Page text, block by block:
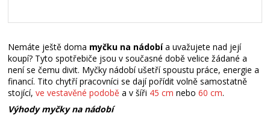
Nemáte ještě doma myčku na nádobía uvažujete nad její
koupí? Tyto spotřebiče jsou v současné době velice žádané a
není se čemu divit. Myčky nádobí ušetří spoustu práce, energie a
financí. Tito chytří pracovníci se dají pořídit volně samostatně
stojící,ve vestavěné podobě a v šíři 45 cm nebo60 cm.
Výhody myčky na nádobí